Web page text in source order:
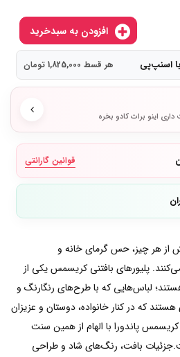
اسنپ‌پی هر قسط 1,825,000 تومان
اینو برات کادو بخره
قوانین گارانتی
هر چیز، حس گرمای خانه و
پلیورهای بافتنی کریسمس یکی از
لباس‌هایی که با طرح‌های رنگارنگ و
که در کنار خانواده، دوستان و عزیزان
پاندورا با الهام از همین سنت
بافت، رنگ‌های شاد و طراحی